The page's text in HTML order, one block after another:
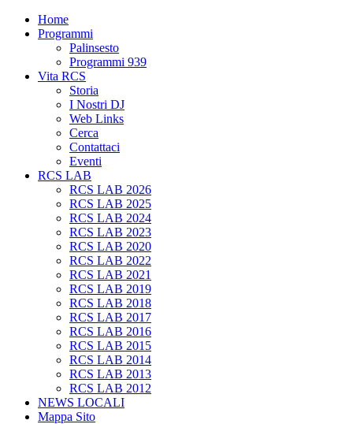
Home
Programmi
Palinsesto
Programmi 939
Vita RCS
Storia
I Nostri DJ
Web Links
Cerca
Contattaci
Eventi
RCS LAB
RCS LAB 2026
RCS LAB 2025
RCS LAB 2024
RCS LAB 2023
RCS LAB 2020
RCS LAB 2022
RCS LAB 2021
RCS LAB 2019
RCS LAB 2018
RCS LAB 2017
RCS LAB 2016
RCS LAB 2015
RCS LAB 2014
RCS LAB 2013
RCS LAB 2012
NEWS LOCALI
Mappa Sito